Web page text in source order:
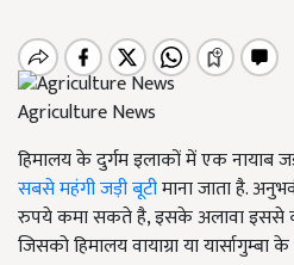
Agriculture News
हिमालय के दुर्गम इलाकों में एक नायाब
सबसे महंगी जड़ी बूटीमाना जाता है.
रुपये कमा सकते है, इसके अलावा इससे
जिसको हिमालय वायाग्रा या यार्सागुम्बा